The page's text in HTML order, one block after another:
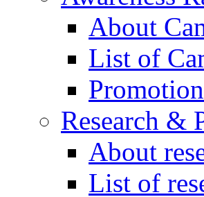
About
List of
Research &
About
List of